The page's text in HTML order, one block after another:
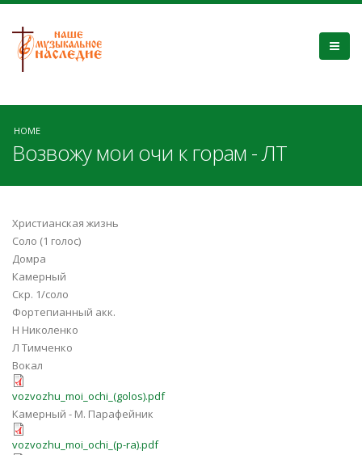
HOME
Возвожу мои очи к горам - ЛТ
Христианская жизнь
Соло (1 голос)
Домра
Камерный
Скр. 1/соло
Фортепианный акк.
Н Николенко
Л Тимченко
Вокал
vozvozhu_moi_ochi_(golos).pdf
Камерный - М. Парафейник
vozvozhu_moi_ochi_(p-ra).pdf